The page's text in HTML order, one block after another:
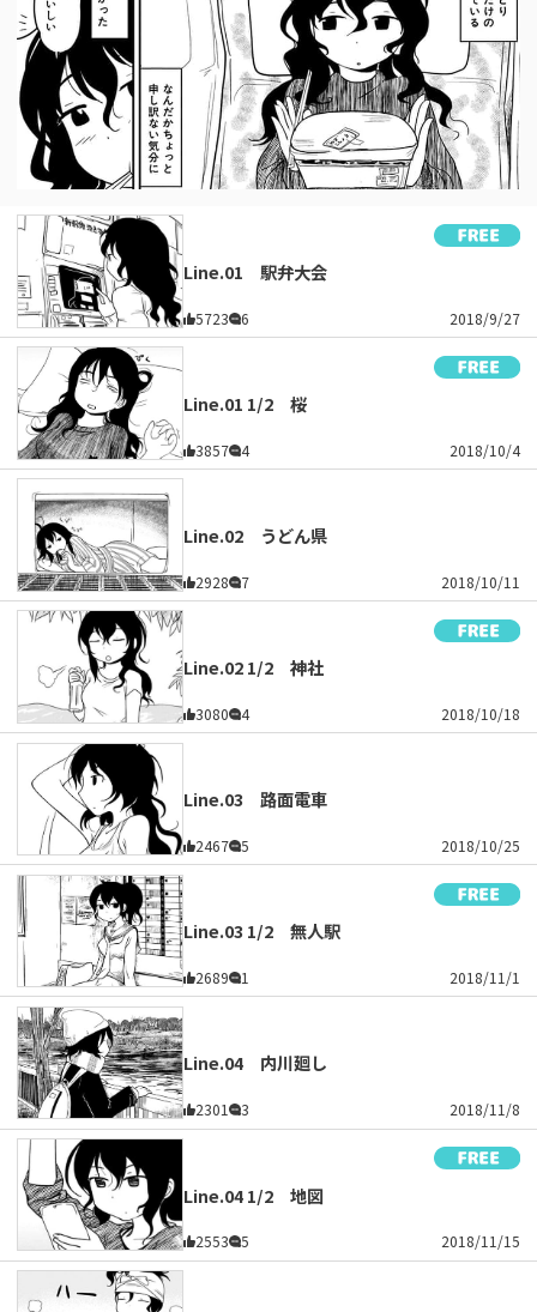
Line.01 駅弁大会
5723 6 2018/9/27
Line.01 1/2 桜
3857 4 2018/10/4
Line.02 うどん県
2928 7 2018/10/11
Line.02 1/2 神社
3080 4 2018/10/18
Line.03 路面電車
2467 5 2018/10/25
Line.03 1/2 無人駅
2689 1 2018/11/1
Line.04 内川廻し
2301 3 2018/11/8
Line.04 1/2 地図
2553 5 2018/11/15